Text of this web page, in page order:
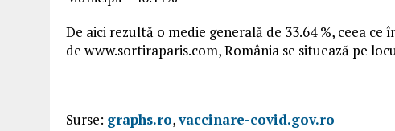
De aici rezultă o medie generală de 33.64 %, ceea
de www.sortiraparis.com, România se situează pe
Surse: graphs.ro,vaccinare-covid.gov.ro